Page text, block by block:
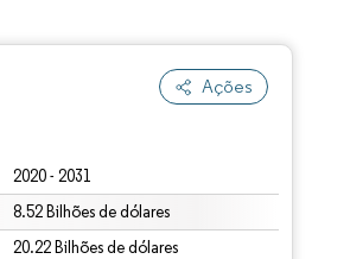
Ações
2020 - 2031
8.52 Bilhões de dólares
20.22 Bilhões de dólares